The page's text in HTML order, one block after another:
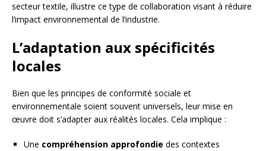
secteur textile, illustre ce type de collaboration visant à réduire
l’impact environnemental de l’industrie.
L’adaptation aux spécificités
locales
Bien que les principes de conformité sociale et
environnementale soient souvent universels, leur mise en
œuvre doit s’adapter aux réalités locales. Cela implique :
Une compréhension approfondie des contextes